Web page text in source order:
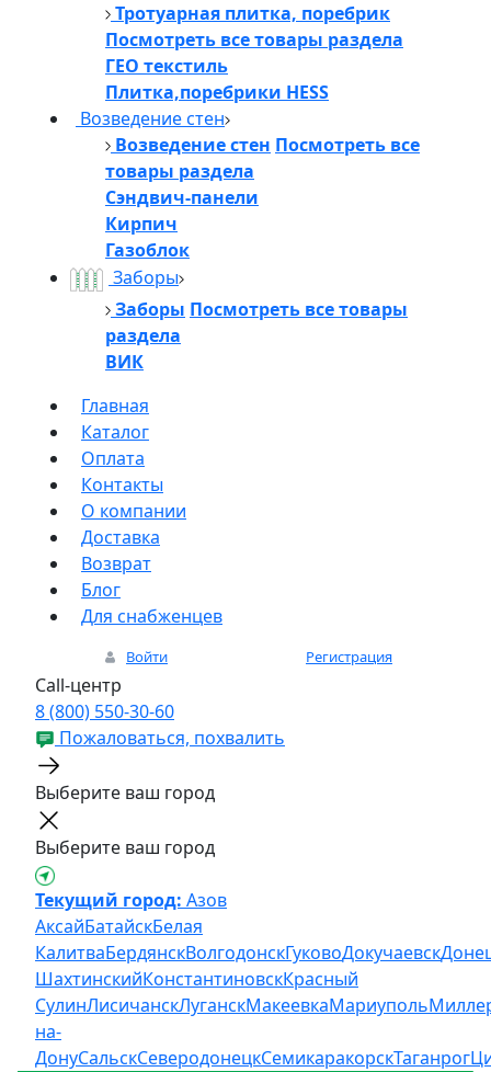
Тротуарная плитка, поребрик
Посмотреть все товары раздела
ГЕО текстиль
Плитка,поребрики HESS
Возведение стен
Возведение стен Посмотреть все
товары раздела
Сэндвич-панели
Кирпич
Газоблок
Заборы
Заборы Посмотреть все товары
раздела
ВИК
Главная
Каталог
Оплата
Контакты
О компании
Доставка
Возврат
Блог
Для снабженцев
Войти Регистрация
Call-центр
8 (800) 550-30-60
Пожаловаться, похвалить
Выберите ваш город
Выберите ваш город
Текущий город: Азов
АксайБатайскБелая
КалитваБердянскВолгодонскГуковоДокучаевск
ШахтинскийКонстантиновскКрасный
СулинЛисичанскЛуганскМакеевкаМариуполь
на-
ДонуСальскСеверодонецкСемикаракорскТаганрог